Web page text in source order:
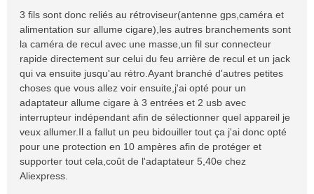
3 fils sont donc reliés au rétroviseur(antenne gps,caméra et
alimentation sur allume cigare),les autres branchements sont
la caméra de recul avec une masse,un fil sur connecteur
rapide directement sur celui du feu arrière de recul et un jack
qui va ensuite jusqu'au rétro.Ayant branché d'autres petites
choses que vous allez voir ensuite,j'ai opté pour un
adaptateur allume cigare à 3 entrées et 2 usb avec
interrupteur indépendant afin de sélectionner quel appareil je
veux allumer.Il a fallut un peu bidouiller tout ça j'ai donc opté
pour une protection en 10 ampères afin de protéger et
supporter tout cela,coût de l'adaptateur 5,40e chez
Aliexpress.